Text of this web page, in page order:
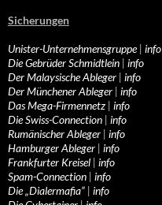
Sicherungen
Unister-Unternehmensgruppe| info
Die Gebrüder Schmidtlein | info
Der Malaysische Ableger | info
Der Münchener Ableger | info
Das Mega-Firmennetz | info
Die Swiss-Connection | info
Rumänischer Ableger | info
Hamburger Ableger | info
Frankfurter Kreisel | info
Spam-Connection | info
Die „Dialermafia“ | info